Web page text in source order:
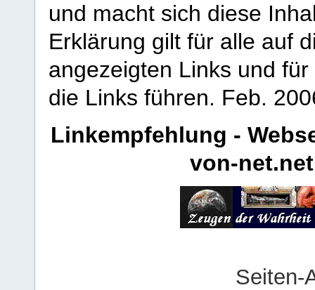
und macht sich diese
Erklärung gilt für alle auf
angezeigten Links und
die Links führen. Feb.
Linkempfehlung -
von-net.net
Seiten-